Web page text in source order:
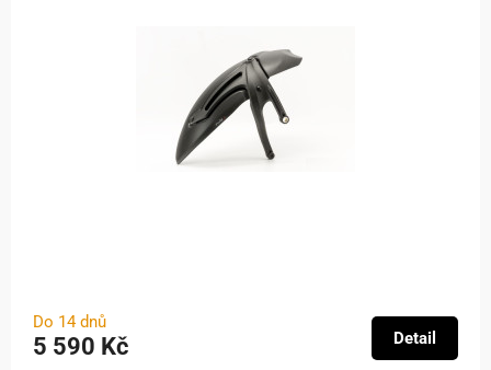
Do 14 dnů
5 590 Kč Detail